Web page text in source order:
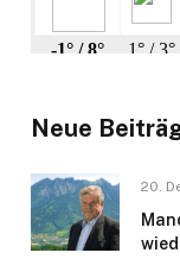
Neue
20.